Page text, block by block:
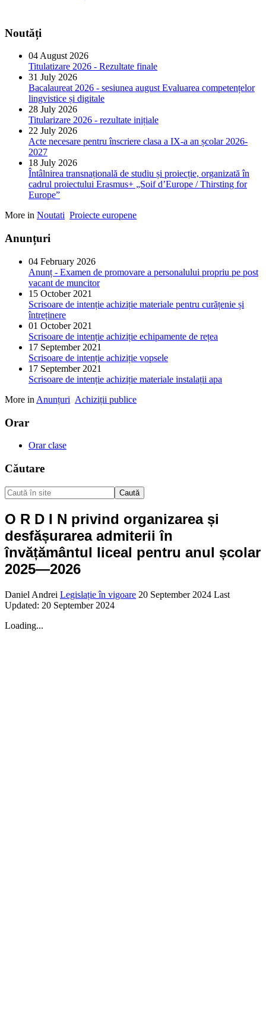
Noutăți
04 August 2026
Titulatizare 2026 - Rezultate finale
31 July 2026
Bacalaureat 2026 - sesiunea august Evaluarea competențelor
lingvistice și digitale
28 July 2026
Titularizare 2026 - rezultate inițiale
22 July 2026
Acte necesare pentru înscriere clasa a IX-a an școlar 2026-
2027
18 July 2026
Întâlnirea transnațională de studiu și proiecție, organizată în
cadrul proiectului Erasmus+ „Soif d’Europe / Thirsting for
Europe”
More in Noutati Proiecte europene
Anunțuri
04 February 2026
Anunț - Examen de promovare a personalului propriu pe post
vacant de muncitor
15 October 2021
Scrisoare de intenție achiziție materiale pentru curățenie și
întreținere
01 October 2021
Scrisoare de intenție achiziție echipamente de rețea
17 September 2021
Scrisoare de intenție achiziție vopsele
17 September 2021
Scrisoare de intenție achiziție materiale instalații apa
More in Anunțuri Achiziții publice
Orar
Orar clase
Căutare
Caută
O R D I N privind organizarea și
desfășurarea admiterii în
învățământul liceal pentru anul școlar
2025—2026
Daniel Andrei Legislație în vigoare 20 September 2024 Last
Updated: 20 September 2024
Loading...